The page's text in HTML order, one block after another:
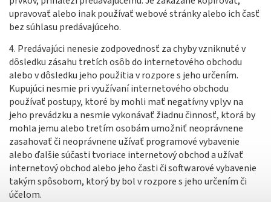
upravovať alebo inak používať webové stránky alebo ich časť
bez súhlasu predávajúceho.
4. Predávajúci nenesie zodpovednosť za chyby vzniknuté v
dôsledku zásahu tretích osôb do internetového obchodu
alebo v dôsledku jeho použitia v rozpore s jeho určením.
Kupujúci nesmie pri využívaní internetového obchodu
používať postupy, ktoré by mohli mať negatívny vplyv na
jeho prevádzku a nesmie vykonávať žiadnu činnosť, ktorá by
mohla jemu alebo tretím osobám umožniť neoprávnene
zasahovať či neoprávnene užívať programové vybavenie
alebo ďalšie súčasti tvoriace internetový obchod a užívať
internetový obchod alebo jeho časti či softwarové vybavenie
takým spôsobom, ktorý by bol v rozpore s jeho určením či
účelom.